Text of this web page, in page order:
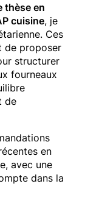
thèse en
cuisine, je
Ces
de proposer
structurer
fourneaux
de
en
avec une
dans la